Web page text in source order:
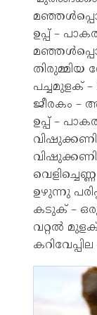
ഉപ്പ് –
തിരുമ്മിയ
പച്ചമുളക് –
ജീരകം
ഉപ്പ് –
ഉഴുന്നു
കടുക് –
വറ്റൽ